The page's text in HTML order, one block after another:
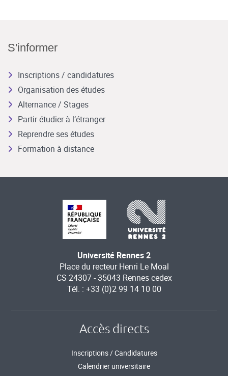
S'informer
Inscriptions / candidatures
Organisation des études
Alternance / Stages
Partir étudier à l’étranger
Reprendre ses études
Formation à distance
Université Rennes 2
Place du recteur Henri Le Moal
CS 24307 - 35043 Rennes cedex
Tél. : +33 (0)2 99 14 10 00
Accès directs
Inscriptions / Candidatures
Calendrier universitaire